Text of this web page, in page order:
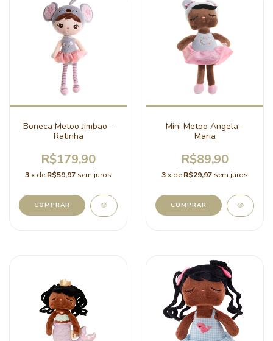
Boneca Metoo Jimbao -
Ratinha
R$179,90
3x de R$59,97 sem juros
Mini Metoo Angela -
Maria
R$89,90
3x de R$29,97 sem juros